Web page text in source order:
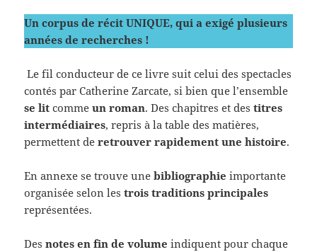
Un corpus de récit UNIQUE, qui a exigé plusieurs
années de recherches !
Le fil conducteur de ce livre suit celui des spectacles
contés par Catherine Zarcate, si bien que l’ensemble
se lit commeun roman. Des chapitres et des titres
intermédiaires, repris à la table des matières,
permettent deretrouver rapidement une histoire.
En annexe se trouve unebibliographie importante
organisée selon lestrois traditions principales
représentées.
Desnotes en fin de volume indiquent pour chaque